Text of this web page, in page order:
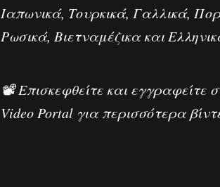
Ιαπωνικά, Τουρκικά, Γαλλικά,
Ρωσικά, Βιετναμέζικα και
📽️ Επισκεφθείτε και εγγραφείτε
Video Portal για περισσότερα